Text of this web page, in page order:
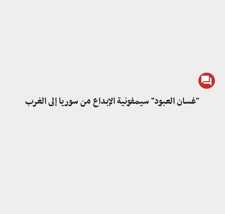
"غسان العبود" سيمفونية الإبداع من سوريا إلى الغرب